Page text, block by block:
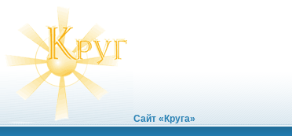
Сайт «Круга»